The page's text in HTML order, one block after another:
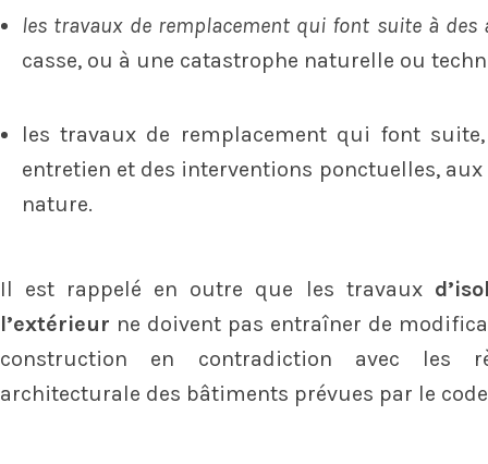
les travaux de remplacement qui font suite à des
casse, ou à une catastrophe naturelle ou
les travaux de remplacement qui font
entretien et des interventions ponctuelles,
nature.
Il est rappelé en outre que les travaux
l’extérieur ne doivent pas entraîner de
construction en contradiction avec les
architecturale des bâtiments prévues par le